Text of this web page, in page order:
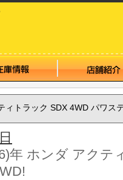
ィトラック SDX 4WD パワス
年 ホンダ アクテ